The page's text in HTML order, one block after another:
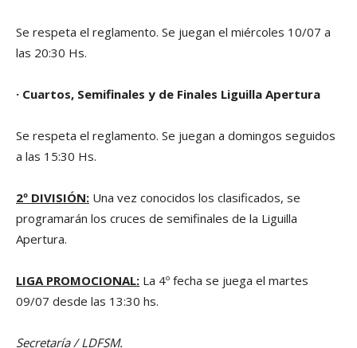
Se respeta el reglamento. Se juegan el miércoles 10/07 a
las 20:30 Hs.
· Cuartos, Semifinales y de Finales Liguilla Apertura
Se respeta el reglamento. Se juegan a domingos seguidos
a las 15:30 Hs.
2º DIVISIÓN: Una vez conocidos los clasificados, se
programarán los cruces de semifinales de la Liguilla
Apertura.
LIGA PROMOCIONAL: La 4º fecha se juega el martes
09/07 desde las 13:30 hs.
Secretaría / LDFSM.